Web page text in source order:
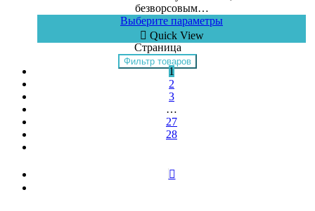
безворсовым…
Выберите параметры
Quick View
Фильтр товаров
Страница
1
2
3
…
27
28